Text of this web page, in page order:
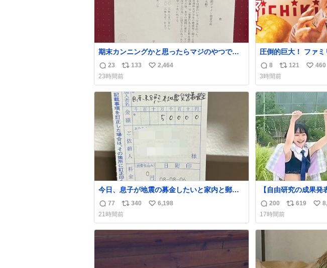
期末カンニングかと思ったらマジのやつで草
B4でIDMってことはおそらく就職だし、内定
取り消し？ それと夏休み期間の停学って無意
味じゃね？
返
信
数
23
リ
ポ
ス
ト
数
133
い
ね
数
2,464
23時間前
圧倒的巨大！ ファ
戦」には都市伝説が
れない。 web-
返
信
数
8
リ
ポ
ス
ト
数
121
い
ね
数
460
3時間前
今日、息子が地震の募金したいと家内と郵便
局に行ったみたいです。おもちゃとか買う選
択肢もあったと思うけど、自分で貯めてた2万
円を役に立てて欲しい、みんなも元気になっ
て欲しいと。家内も一緒に募金したので、自
分も何かできたらなぁと思いました。
返
信
数
77
リ
ポ
ス
340
い
ね
6,198
21時間前
【自由研究の成果
って広がるが、岡澤
広がらずに回転が可
返
信
数
200
リ
ス
619
い
ね
17時間前